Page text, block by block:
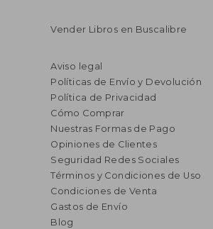
Vender Libros en Buscalibre
Aviso legal
Políticas de Envío y Devolución
Política de Privacidad
Cómo Comprar
Nuestras Formas de Pago
Opiniones de Clientes
Seguridad Redes Sociales
Términos y Condiciones de Uso
Condiciones de Venta
Gastos de Envío
Blog